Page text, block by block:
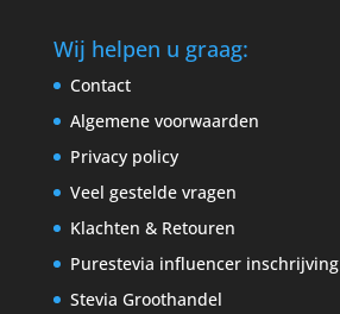
Wij helpen u graag:
Contact
Algemene voorwaarden
Privacy policy
Veel gestelde vragen
Klachten & Retouren
Purestevia influencer inschrijving
Stevia Groothandel